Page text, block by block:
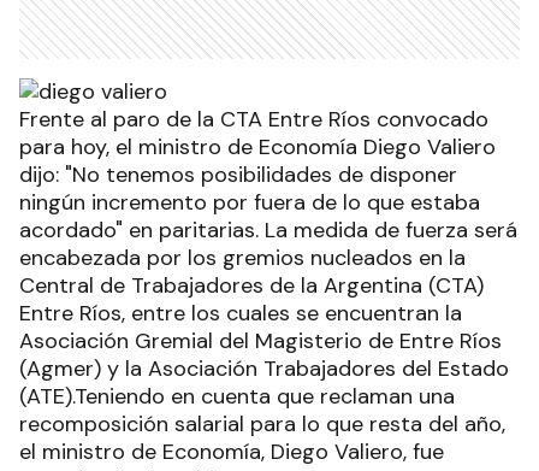
Frente al paro de la CTA Entre Ríos convocado
para hoy, el ministro de Economía Diego Valiero
dijo: "No tenemos posibilidades de disponer
ningún incremento por fuera de lo que estaba
acordado" en paritarias. La medida de fuerza será
encabezada por los gremios nucleados en la
Central de Trabajadores de la Argentina (CTA)
Entre Ríos, entre los cuales se encuentran la
Asociación Gremial del Magisterio de Entre Ríos
(Agmer) y la Asociación Trabajadores del Estado
(ATE).Teniendo en cuenta que reclaman una
recomposición salarial para lo que resta del año,
el ministro de Economía, Diego Valiero, fue